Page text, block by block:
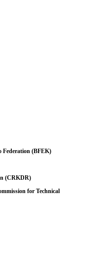
Federation (BFEK)
(CRKDR)
for Technical